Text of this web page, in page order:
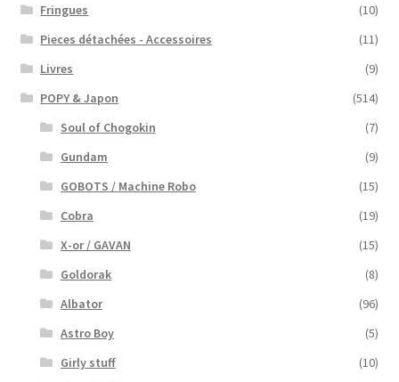
Fringues
(10)
Pieces détachées - Accessoires
(11)
Livres
(9)
POPY & Japon
(514)
Soul of Chogokin
(7)
Gundam
(9)
GOBOTS / Machine Robo
(15)
Cobra
(19)
X-or / GAVAN
(15)
Goldorak
(8)
Albator
(96)
Astro Boy
(5)
Girly stuff
(10)